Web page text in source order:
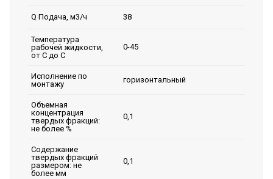
Q Подача, м3/ч 38
Температура
рабочей жидкости,
от С до С
0-45
Исполнение по
монтажу
горизонтальный
Объемная
концентрация
твердых фракций:
не более %
0,1
Содержание
твердых фракций
размером: не
более мм
0,1